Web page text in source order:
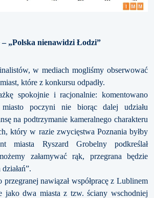
„Polska nienawidzi Łodzi”
w mediach mogliśmy obserwować
które z konkursu odpadły.
spokojnie i racjonalnie: komentowano
miasto poczyni nie biorąc dalej udziału
na podtrzymanie kameralnego charakteru
który w razie zwycięstwa Poznania byłby
miasta Ryszard Grobelny podkreślał
załamywać rąk, przegrana będzie
przegranej nawiązał współpracę z Lublinem
jako dwa miasta z tzw. ściany wschodniej